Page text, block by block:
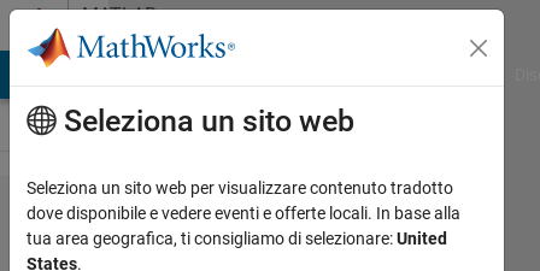
Vai al contenutoMATLAB
Answers
How to
exclude
Seleziona un sito web
Seleziona un sito web per visualizzare contenuto tradotto
dove disponibile e vedere eventi e offerte locali. In base alla
tua area geografica, ti consigliamo di selezionare:United
States.